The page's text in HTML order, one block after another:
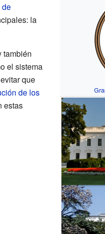
la
también
el sistema
que
de los
estas